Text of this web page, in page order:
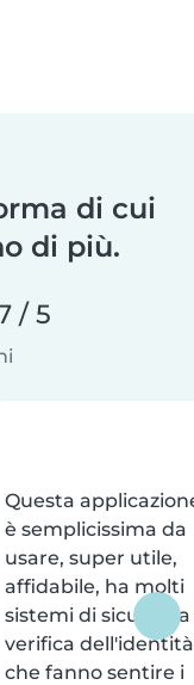
di cui
di più.
/ 5
Questa
è semplicissima da
usare, super utile,
affidabile, ha molti
sistemi di sicurezza
verifica dell'identità
che fanno sentire i